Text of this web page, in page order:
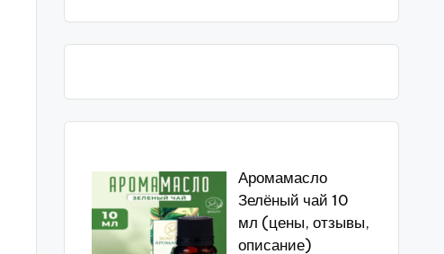
Аромамасло
Зелёный чай 10
мл (цены, отзывы,
описание)